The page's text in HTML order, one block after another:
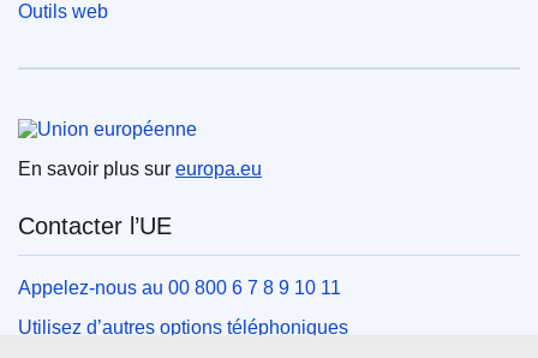
Outils web
Union européenne
En savoir plus sur europa.eu
Contacter l’UE
Appelez-nous au 00 800 6 7 8 9 10 11
Utilisez d’autres options téléphoniques